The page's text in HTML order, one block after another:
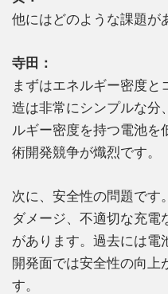
他にはどのような課題が
寺田：
まずはエネルギー密度
造は非常にシンプルな分
ルギー密度を持つ電池を
術開発競争が熾烈です。
次に、安全性の問題です
ダメージ、不適切な充電
があります。過去には電
開発面では安全性の向上
す。